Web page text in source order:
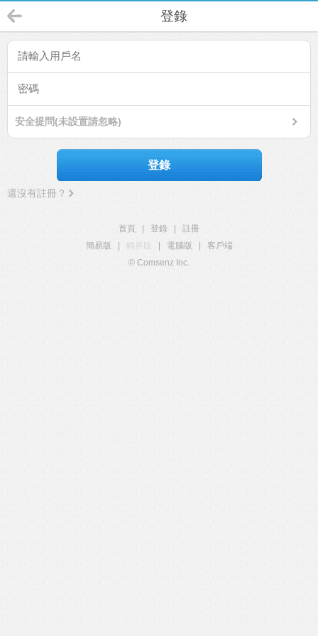
登錄
安全提問(未設置請忽略)
登錄
還沒有註冊？
首頁 登錄
註冊
簡易版
觸屏版 電腦版
客戶端
© Comsenz Inc.